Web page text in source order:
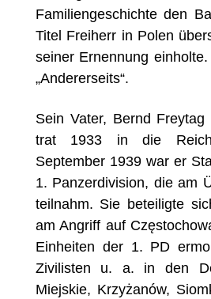
Familiengeschichte den
Titel Freiherr in Polen
seiner Ernennung
„Andererseits“.
Sein Vater, Bernd Freytag
trat 1933 in die
September 1939 war er
1. Panzerdivision, die am
teilnahm. Sie beteiligte
am Angriff auf
Einheiten der 1. PD
Zivilisten u. a. in den
Miejskie, Krzyżanów,